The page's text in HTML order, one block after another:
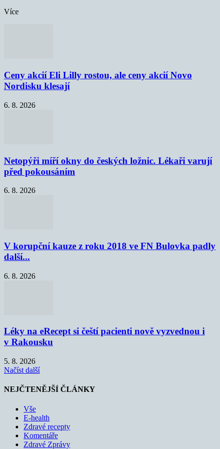
Více
Ceny akcií Eli Lilly rostou, ale ceny akcií Novo
Nordisku klesají
6. 8. 2026
Netopýři míří okny do českých ložnic. Lékaři varují
před pokousáním
6. 8. 2026
V korupční kauze z roku 2018 ve FN Bulovka padly
další...
6. 8. 2026
Léky na eRecept si čeští pacienti nově vyzvednou i
v Rakousku
5. 8. 2026
Načíst další
NEJČTENĚJŠÍ ČLÁNKY
Vše
E-health
Zdravé recepty
Komentáře
Zdravé Zprávy